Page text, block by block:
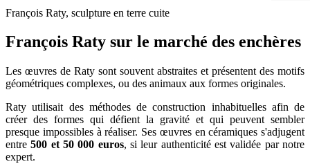
François Raty, sculpture en terre cuite
François Raty sur le marché des enchères
Les œuvres de Raty sont souvent abstraites et présentent des motifs
géométriques complexes, ou des animaux aux formes originales.
Raty utilisait des méthodes de construction inhabituelles afin de
créer des formes qui défient la gravité et qui peuvent sembler
presque impossibles à réaliser. Ses œuvres en céramiques s'adjugent
entre500 et 50 000 euros, si leur authenticité est validée par notre
expert.